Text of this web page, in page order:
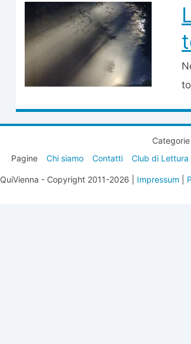
Categorie
Pagine
Chi siamo Contatti Club di Lettura
QuiVienna - Copyright 2011-2026 | Impressum